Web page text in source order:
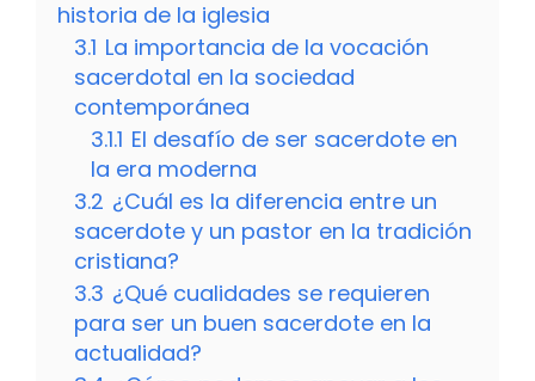
historia de la iglesia
3.1 La importancia de la vocación
sacerdotal en la sociedad
contemporánea
3.1.1 El desafío de ser sacerdote en
la era moderna
3.2 ¿Cuál es la diferencia entre un
sacerdote y un pastor en la tradición
cristiana?
3.3 ¿Qué cualidades se requieren
para ser un buen sacerdote en la
actualidad?